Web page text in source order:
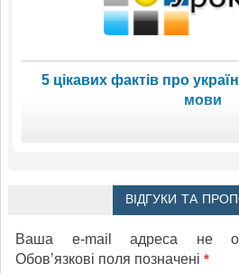
5 цікавих фактів про
мови
ВІДГУКИ ТА
Ваша e-mail адреса не
Обов’язкові поля позначені *